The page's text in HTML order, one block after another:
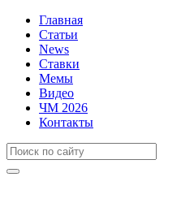
Главная
Статьи
News
Ставки
Мемы
Видео
ЧМ 2026
Контакты